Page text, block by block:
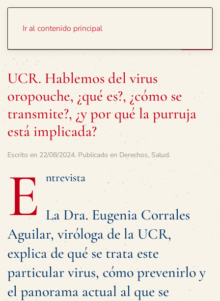
Ir al contenido principal
UCR. Hablemos del virus
oropouche, ¿qué es?, ¿cómo se
transmite?, ¿y por qué la purruja
está implicada?
Escrito en 22/08/2024. Publicado en Derechos, Salud.
E ntrevista
La Dra. Eugenia Corrales
Aguilar, viróloga de la UCR,
explica de qué se trata este
particular virus, cómo prevenirlo y
el panorama actual al que se